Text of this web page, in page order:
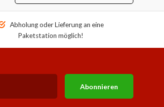
Abholung oder Lieferung an eine
Paketstation möglich!
Abonnieren